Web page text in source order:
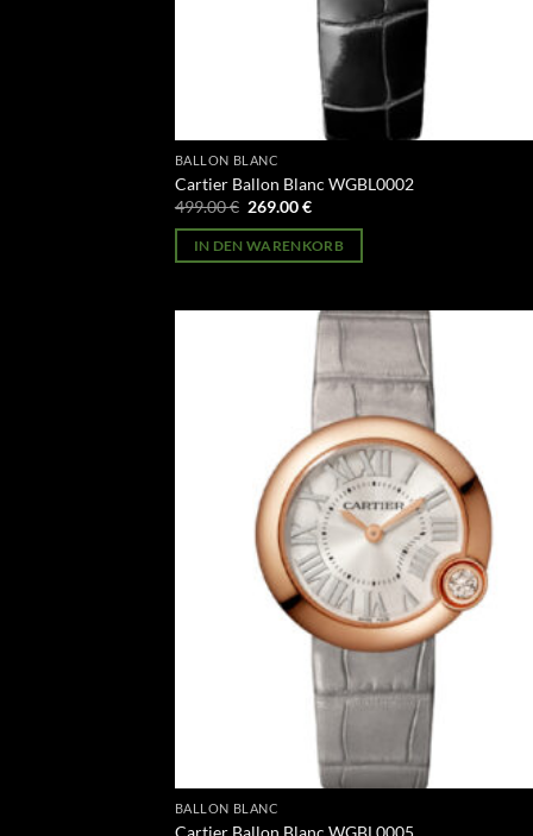
BALLON BLANC
Cartier Ballon Blanc WGBL0002
499.00€ Ursprünglicher
war:
499.00 €
269.00€Aktueller
ist:
269.00 €.
IN DEN WARENKORB
BALLON BLANC
Cartier Ballon Blanc WGBL0005